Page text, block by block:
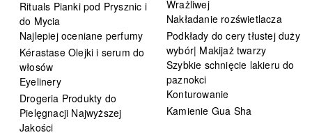
Rituals Pianki pod Prysznic i
do Mycia
Najlepiej oceniane perfumy
Kérastase Olejki i serum do
włosów
Eyelinery
Drogeria Produkty do
Pielęgnacji Najwyższej
Jakości
Wrażliwej
Nakładanie rozświetlacza
Podkłady do cery tłustej duży
wybór| Makijaż twarzy
Szybkie schnięcie lakieru do
paznokci
Konturowanie
Kamienie Gua Sha